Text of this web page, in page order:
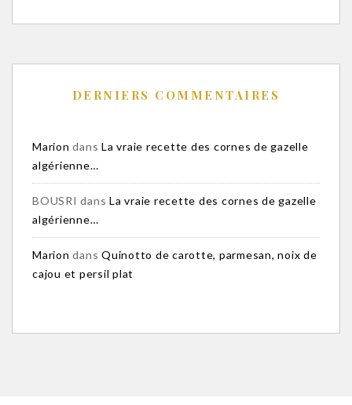
DERNIERS COMMENTAIRES
Marion dans La vraie recette des cornes de gazelle
algérienne…
BOUSRI dans La vraie recette des cornes de gazelle
algérienne…
Marion dans Quinotto de carotte, parmesan, noix de
cajou et persil plat